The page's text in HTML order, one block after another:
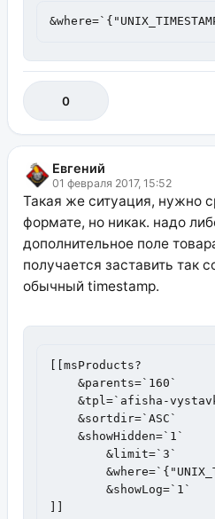
0
Евгений
01 февраля 2017, 15:52
Такая же ситуация, нужно
формате, но никак. надо
дополнительное поле
получается заставить так
обычный timestamp.
[[msProducts?
    &parents=`160`
&tpl=`afisha-
    &sortdir=`ASC`
    &showHidden=`1`
	&limit=`3`
	&where=`{"UNIX_TIMESTAMP(Data.dataprov):>":[[+phx:input=`now`:strtotime]]}`
	&showLog=`1`